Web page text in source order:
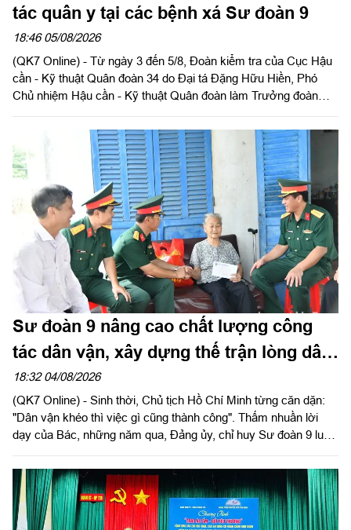
tác quân y tại các bệnh xá Sư đoàn 9
18:46 05/08/2026
(QK7 Online) - Từ ngày 3 đến 5/8, Đoàn kiểm tra của Cục Hậu
cần - Kỹ thuật Quân đoàn 34 do Đại tá Đặng Hữu Hiền, Phó
Chủ nhiệm Hậu cần - Kỹ thuật Quân đoàn làm Trưởng đoàn
thuộc Sư đoàn 9. Đây là hoạt động nhằm đánh giá chất lượng
thực hiện nhiệm vụ, đồng thời chuẩn bị cho đợt kiểm tra toàn
diện của Cục Quân y năm 2026.
Sư đoàn 9 nâng cao chất lượng công
tác dân vận, xây dựng thế trận lòng dân
vững chắc
18:32 04/08/2026
(QK7 Online) - Sinh thời, Chủ tịch Hồ Chí Minh từng căn dặn:
"Dân vận khéo thì việc gì cũng thành công". Thấm nhuần lời
dạy của Bác, những năm qua, Đảng ủy, chỉ huy Sư đoàn 9 luôn
trị quan trọng, góp phần tăng cường mối quan hệ đoàn kết quân
- dân, xây dựng "thế trận lòng dân" vững chắc, tạo nền tảng để
đơn vị hoàn thành thắng lợi nhiệm vụ huấn luyện, sẵn sàng
chiến đấu và xây dựng địa bàn an toàn.